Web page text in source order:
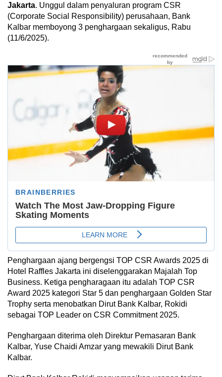
Jakarta. Unggul dalam penyaluran program CSR
(Corporate Social Responsibility) perusahaan, Bank
Kalbar memboyong 3 penghargaan sekaligus, Rabu
(11/6/2025).
Penghargaan ajang bergengsi TOP CSR Awards 2025 di
Hotel Raffles Jakarta ini diselenggarakan Majalah Top
Business. Ketiga pengharagaan itu adalah TOP CSR
Award 2025 kategori Star 5 dan penghargaan Golden Star
Trophy serta menobatkan Dirut Bank Kalbar, Rokidi
sebagai TOP Leader on CSR Commitment 2025.
Penghargaan diterima oleh Direktur Pemasaran Bank
Kalbar, Yuse Chaidi Amzar yang mewakili Dirut Bank
Kalbar.